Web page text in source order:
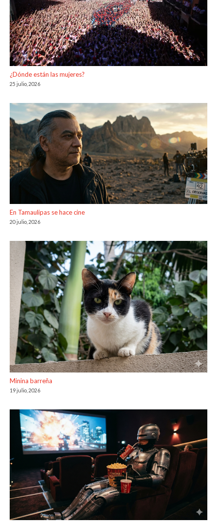
¿Dónde están las mujeres?
25 julio, 2026
En Tamaulipas se hace cine
20 julio, 2026
Minina barreña
19 julio, 2026